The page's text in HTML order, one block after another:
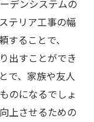
デンシステムの
テリア工事の幅
することで、
出すことができ
で、家族や友人
のになるでしょ
上させるための